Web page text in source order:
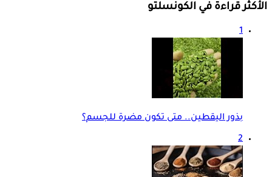
الأكثر قراءة في الكونسلتو
1
بذور اليقطين.. متى تكون مضرة للجسم؟
2